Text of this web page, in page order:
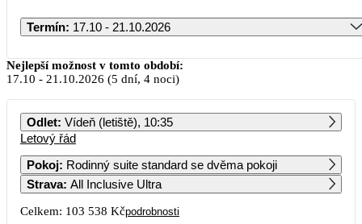
Termín: 17.10 - 21.10.2026
Říjen 2026
PO ÚT ST ČT PÁ SO NE
73 219 72 839
6
Nejlepší možnost v tomto období:
17.10 - 21.10.2026 (5 dní, 4 noci)
Odlet: Vídeň (letiště), 10:35
Letový řád
Pokoj: Rodinný suite standard se dvěma pokoji
Strava: All Inclusive Ultra
Celkem: 103 538 Kčpodrobnosti